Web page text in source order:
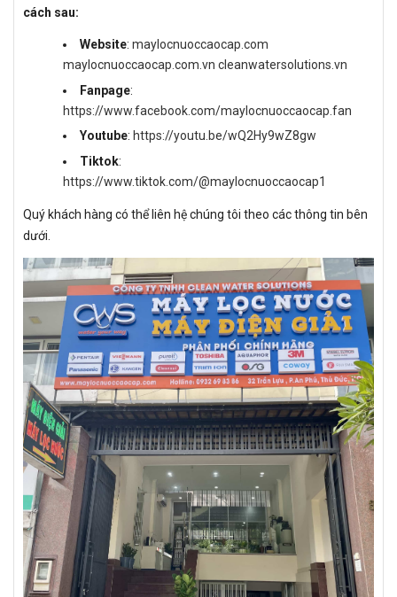
cách sau:
Website: maylocnuoccaocap.com
maylocnuoccaocap.com.vn cleanwatersolutions.vn
Fanpage:
https://www.facebook.com/maylocnuoccaocap.fan
Youtube: https://youtu.be/wQ2Hy9wZ8gw
Tiktok:
https://www.tiktok.com/@maylocnuoccaocap1
Quý khách hàng có thể liên hệ chúng tôi theo các thông tin bên
dưới.